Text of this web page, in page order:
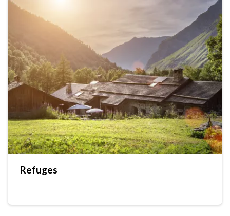
Refuges